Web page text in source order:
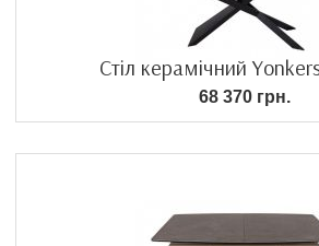
Стіл керамічний
68 370 грн.